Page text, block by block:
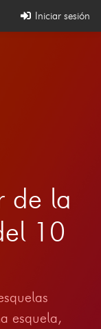
Iniciar sesión
de la
10
esquela,